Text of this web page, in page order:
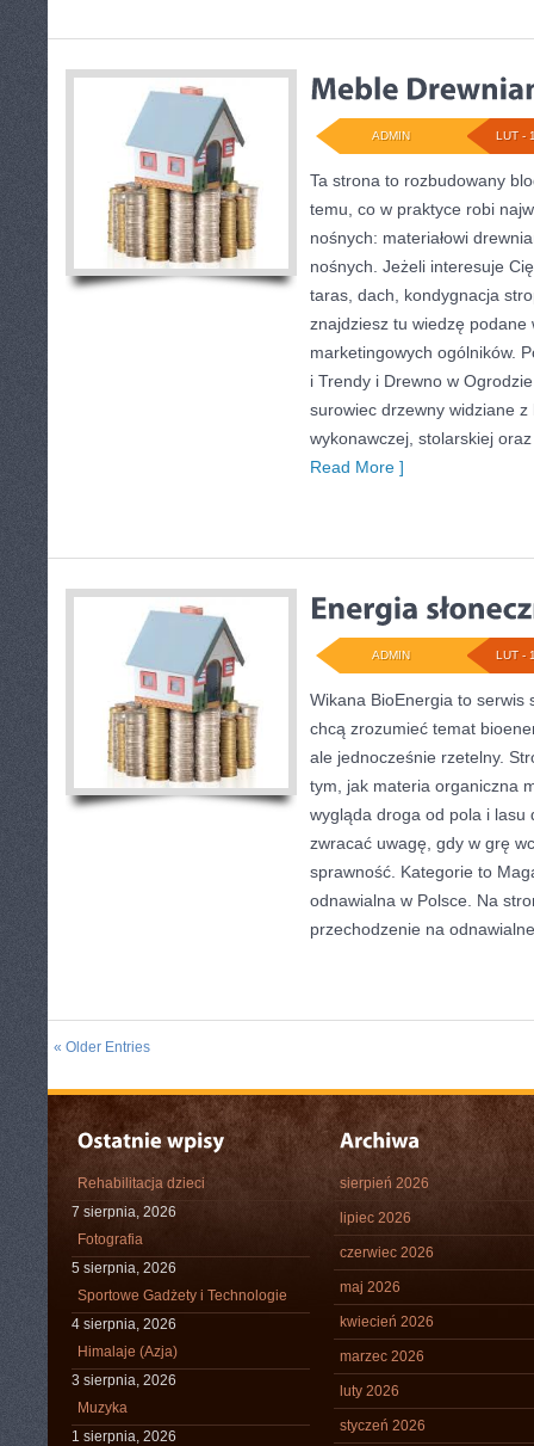
LUT -
ADMIN
Ta strona to rozbudowany
temu, co w praktyce robi
nośnych: materiałowi
nośnych. Jeżeli interesuje
taras, dach, kondygnacja
znajdziesz tu wiedzę podane
marketingowych ogólników.
i Trendy i Drewno w
surowiec drzewny widziane
wykonawczej, stolarskiej
Read More ]
LUT -
ADMIN
Wikana BioEnergia to serwis
chcą zrozumieć temat
ale jednocześnie rzetelny.
tym, jak materia organiczna
wygląda droga od pola i lasu
zwracać uwagę, gdy w grę
sprawność. Kategorie to
odnawialna w Polsce. Na
przechodzenie na
« Older Entries
Rehabilitacja dzieci
7 sierpnia, 2026
Fotografia
5 sierpnia, 2026
Sportowe Gadżety i Technologie
4 sierpnia, 2026
Himalaje (Azja)
3 sierpnia, 2026
Muzyka
1 sierpnia, 2026
sierpień 2026
lipiec 2026
czerwiec 2026
maj 2026
kwiecień 2026
marzec 2026
luty 2026
styczeń 2026